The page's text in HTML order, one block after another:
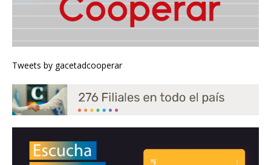
Tweets by gacetadcooperar